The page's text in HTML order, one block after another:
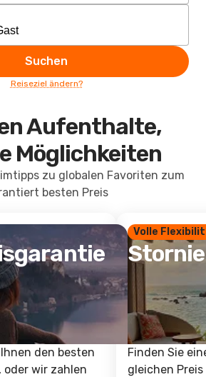
Suchen
Reiseziel ändern?
Aufenthalte,
Möglichkeiten
zu globalen Favoriten zum
besten Preis
den besten
oder wir zahlen
Volle
Finden Sie
gleichen